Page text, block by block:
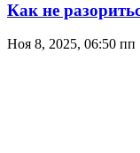
Как не
Ноя 8, 2025, 06:50 пп